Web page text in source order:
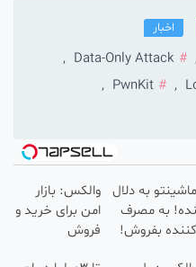
Data-Only Attack
,
PwnKit
,
به دلال
مصرف
بفروش!
والکس: بازار
امن برای خرید و
فروش